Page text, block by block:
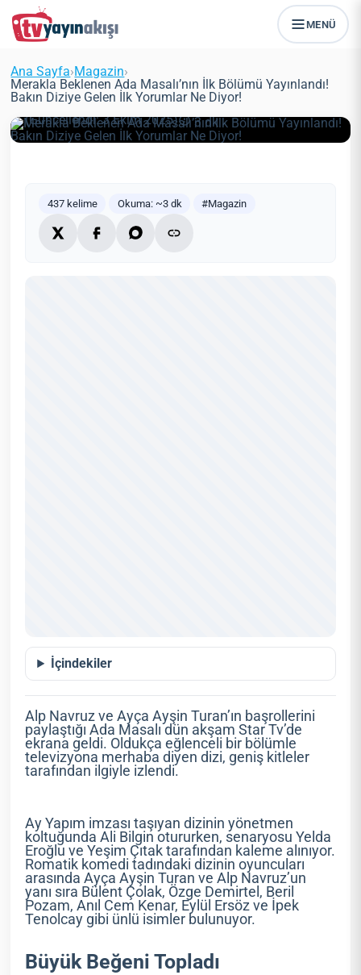
MENÜ
Ana Sayfa›Magazin›
Merakla Beklenen Ada Masalı’nın İlk Bölümü Yayınlandı!
Bakın Diziye Gelen İlk Yorumlar Ne Diyor!
Merakla Beklenen Ada Masalı’nın
Gelen İlk Yorumlar Ne Diyor!
Zeynep Öztürk Magazin
16 Haziran 2021
(Güncellendi: 3 Ekim 2025)
3 dk
437 kelime Okuma: ~3 dk #Magazin
İçindekiler
Alp Navruz ve Ayça Ayşin Turan’ın başrollerini
paylaştığı Ada Masalı dün akşam Star Tv’de
ekrana geldi. Oldukça eğlenceli bir bölümle
televizyona merhaba diyen dizi, geniş kitleler
tarafından ilgiyle izlendi.
Ay Yapım imzası taşıyan dizinin yönetmen
koltuğunda Ali Bilgin otururken, senaryosu Yelda
Eroğlu ve Yeşim Çıtak tarafından kaleme alınıyor.
Romatik komedi tadındaki dizinin oyuncuları
arasında Ayça Ayşin Turan ve Alp Navruz’un
yanı sıra Bülent Çolak, Özge Demirtel, Beril
Pozam, Anıl Cem Kenar, Eylül Ersöz ve İpek
Tenolcay gibi ünlü isimler bulunuyor.
Büyük Beğeni Topladı